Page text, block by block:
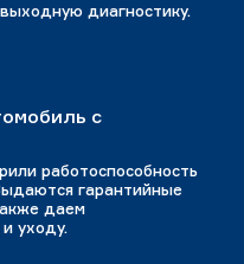
диагностику.
с
работоспособность
гарантийные
даем
уходу.